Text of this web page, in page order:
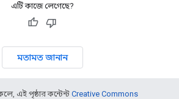
এটি কাজে লেগেছে?
মতামত জানান
এই পৃষ্ঠার কন্টেন্ট Creative Commons